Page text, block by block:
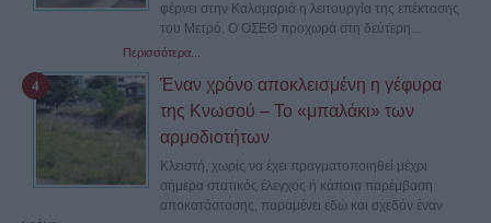
φέρνει στην Καλαμαριά η λειτουργία της επέκτασης
του Μετρό. Ο ΟΣΕΘ προχωρά στη δεύτερη...
Περισσότερα...
Έναν χρόνο αποκλεισμένη η γέφυρα
της Κνωσού – Το «μπαλάκι» των
αρμοδιοτήτων
Κλειστή, χωρίς να έχει πραγματοποιηθεί μέχρι
σήμερα στατικός έλεγχος ή κάποια παρέμβαση
αποκατάστασης, παραμένει εδώ και σχεδόν έναν